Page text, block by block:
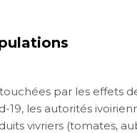
par les effets
les autorités
vivriers (tomates,